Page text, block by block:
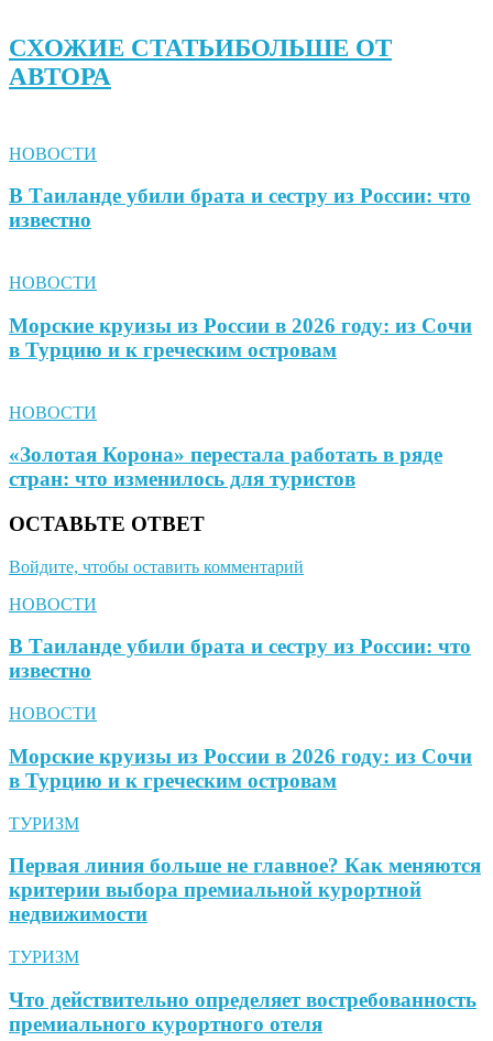
СХОЖИЕ СТАТЬИБОЛЬШЕ ОТ
АВТОРА
НОВОСТИ
В Таиланде убили брата и сестру из России: что
известно
НОВОСТИ
Морские круизы из России в 2026 году: из Сочи
в Турцию и к греческим островам
НОВОСТИ
«Золотая Корона» перестала работать в ряде
стран: что изменилось для туристов
ОСТАВЬТЕ ОТВЕТ
Войдите, чтобы оставить комментарий
НОВОСТИ
В Таиланде убили брата и сестру из России: что
известно
НОВОСТИ
Морские круизы из России в 2026 году: из Сочи
в Турцию и к греческим островам
ТУРИЗМ
Первая линия больше не главное? Как меняются
критерии выбора премиальной курортной
недвижимости
ТУРИЗМ
Что действительно определяет востребованность
премиального курортного отеля